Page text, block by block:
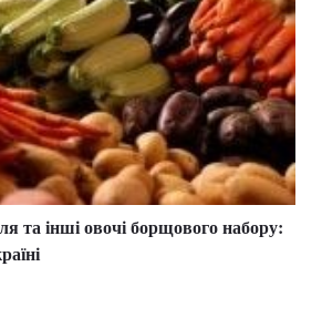
та інші овочі борщового набору: